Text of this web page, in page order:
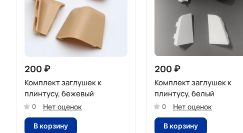
200 ₽
Комплект заглушек к
плинтусу, бежевый
0 Нет оценок
В корзину
200 ₽
Комплект заглушек к
плинтусу, белый
0 Нет оценок
В корзину